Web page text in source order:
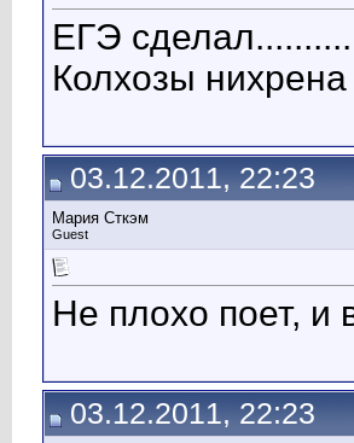
ЕГЭ
Колхозы
03.12.2011, 22:23
Мария Сткэм
Guest
Не плохо поет, и
03.12.2011, 22:23